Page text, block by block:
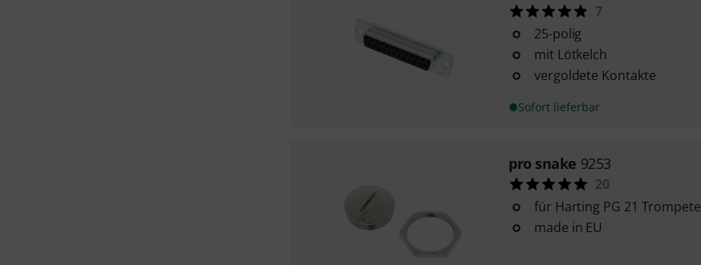
7
25-polig
mit Lötkelch
vergoldete Kontakte
Sofort lieferbar
pro snake 9253
20
für Harting PG 21 Trompete
made in EU